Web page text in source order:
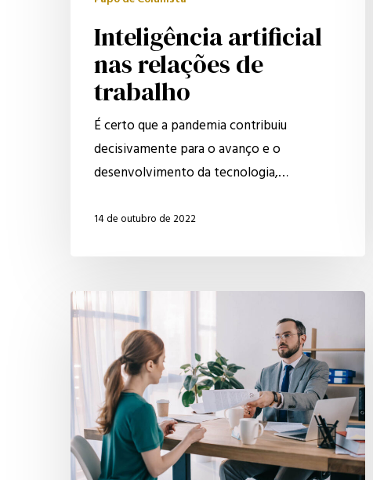
Inteligência artificial
nas relações de
trabalho
É certo que a pandemia contribuiu
decisivamente para o avanço e o
desenvolvimento da tecnologia,…
14 de outubro de 2022
Saiba
mais
sobre
a
desconsideração
personalidade
jurídica